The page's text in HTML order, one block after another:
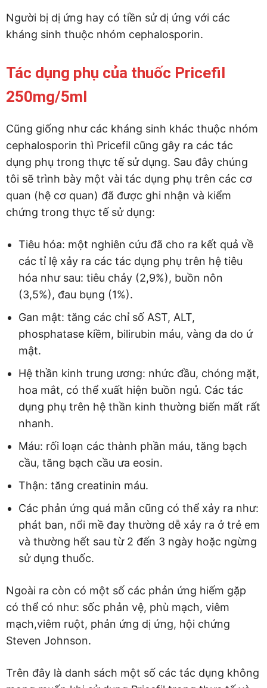
Người bị dị ứng hay có tiền sử dị ứng với các
kháng sinh thuộc nhóm cephalosporin.
Tác dụng phụ của thuốc Pricefil
250mg/5ml
Cũng giống như các kháng sinh khác thuộc nhóm
cephalosporin thì Pricefil cũng gây ra các tác
dụng phụ trong thực tế sử dụng. Sau đây chúng
tôi sẽ trình bày một vài tác dụng phụ trên các cơ
quan (hệ cơ quan) đã được ghi nhận và kiểm
chứng trong thực tế sử dụng:
Tiêu hóa: một nghiên cứu đã cho ra kết quả về
các tỉ lệ xảy ra các tác dụng phụ trên hệ tiêu
hóa như sau: tiêu chảy (2,9%), buồn nôn
(3,5%), đau bụng (1%).
Gan mật: tăng các chỉ số AST, ALT,
phosphatase kiềm, bilirubin máu, vàng da do ứ
mật.
Hệ thần kinh trung ương: nhức đầu, chóng mặt,
hoa mắt, có thể xuất hiện buồn ngủ. Các tác
dụng phụ trên hệ thần kinh thường biến mất rất
nhanh.
Máu: rối loạn các thành phần máu, tăng bạch
cầu, tăng bạch cầu ưa eosin.
Thận: tăng creatinin máu.
Các phản ứng quá mẫn cũng có thể xảy ra như:
phát ban, nổi mề đay thường dễ xảy ra ở trẻ em
và thường hết sau từ 2 đến 3 ngày hoặc ngừng
sử dụng thuốc.
Ngoài ra còn có một số các phản ứng hiếm gặp
có thể có như: sốc phản vệ, phù mạch, viêm
mạch,viêm ruột, phản ứng dị ứng, hội chứng
Steven Johnson.
Trên đây là danh sách một số các tác dụng không